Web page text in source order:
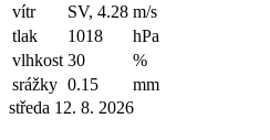
vítr
SV, 4.28 m/s
tlak
1018
hPa
vlhkost 30
%
srážky 0.15
mm
středa 12. 8. 2026